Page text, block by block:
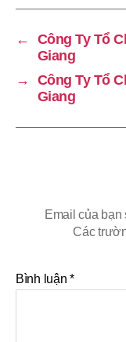
←
Công Ty Tổ
Giang
→
Công Ty Tổ
Giang
Email của
Các
Bình luận*